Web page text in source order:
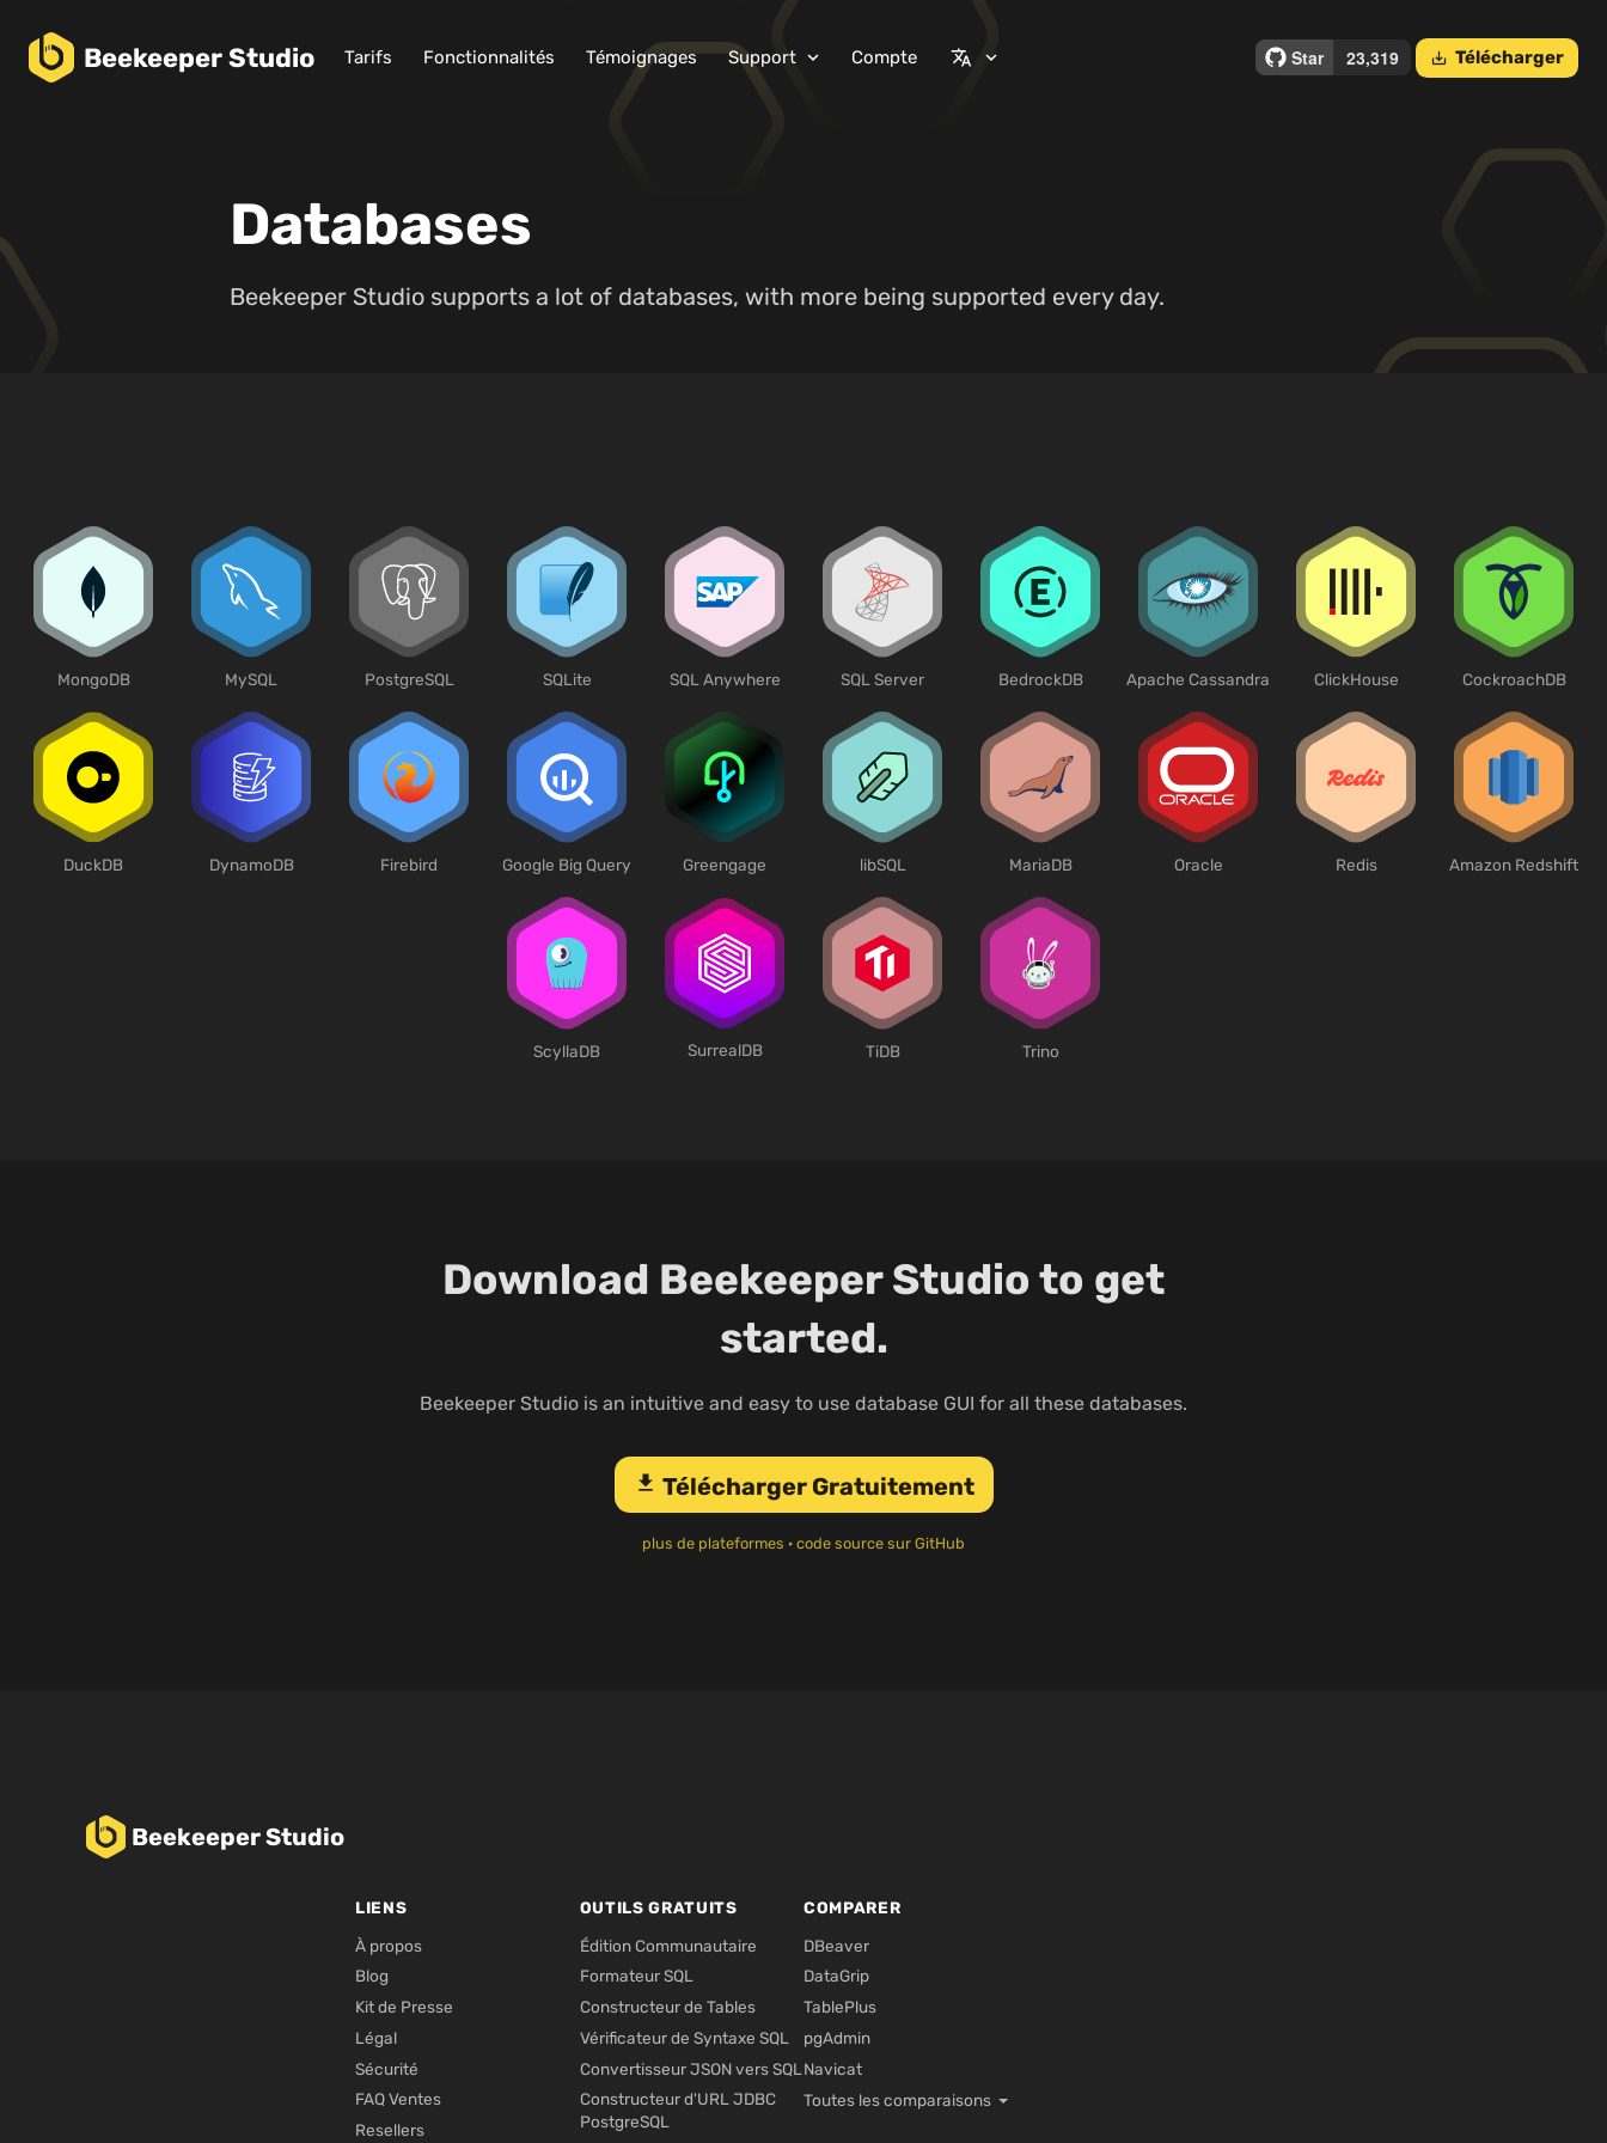
BeekeeperStudio Tarifs Fonctionnalités Témoignages Support expand_more Compte translate expand_more save_alt Télécharger
Databases
Beekeeper Studio supports a lot of databases, with more being supported every day.
MongoDB MySQL PostgreSQL SQLite SQL Anywhere SQL Server BedrockDB Apache Cassandra ClickHouse CockroachDB
DuckDB DynamoDB Firebird Google Big Query Greengage libSQL MariaDB Oracle Redis Amazon Redshift
ScyllaDB SurrealDB TiDB Trino
Download Beekeeper Studio to get
started.
Beekeeper Studio is an intuitive and easy to use database GUI for all these databases.
download Télécharger Gratuitement
plus de plateformes · code source sur GitHub
Beekeeper Studio
LIENS
À propos
Blog
Kit de Presse
Légal
Sécurité
FAQ Ventes
Resellers
OUTILS GRATUITS
Édition Communautaire
Formateur SQL
Constructeur de Tables
Vérificateur de Syntaxe SQL
Convertisseur JSON vers SQL
Constructeur d'URL JDBC
PostgreSQL
COMPARER
DBeaver
DataGrip
TablePlus
pgAdmin
Navicat
Toutes les comparaisons